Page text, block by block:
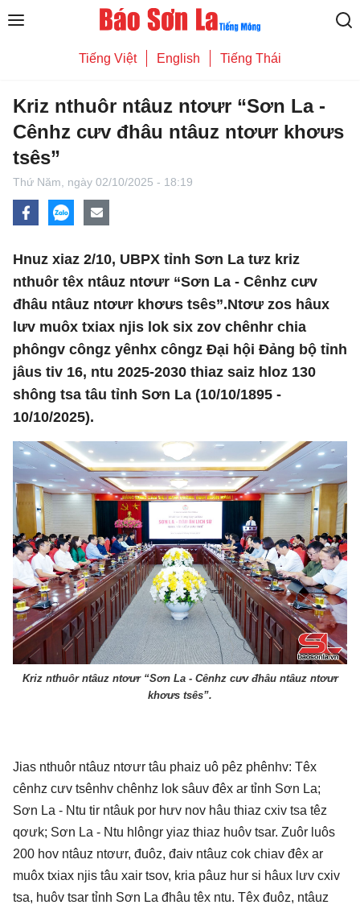
Tiếng Việt English Tiếng Thái
Kriz nthuôr ntâuz ntơưr “Sơn La -
Cênhz cưv đhâu ntâuz ntơưr khơưs
tsês”
Thứ Năm, ngày 02/10/2025 - 18:19
Hnuz xiaz 2/10, UBPX tỉnh Sơn La tưz kriz
nthuôr têx ntâuz ntơưr “Sơn La - Cênhz cưv
đhâu ntâuz ntơưr khơưs tsês”.Ntơư zos hâux
lưv muôx txiax njis lok six zov chênhr chia
phôngv côngz yênhx côngz Đại hội Đảng bộ tỉnh
jâus tiv 16, ntu 2025-2030 thiaz saiz hloz 130
shông tsa tâu tỉnh Sơn La (10/10/1895 -
10/10/2025).
Kriz nthuôr ntâuz ntơưr “Sơn La - Cênhz cưv đhâu ntâuz ntơưr
khơưs tsês”.
Jias nthuôr ntâuz ntơưr tâu phaiz uô pêz phênhv: Têx
cênhz cưv tsênhv chênhz lok sâuv đêx ar tỉnh Sơn La;
Sơn La - Ntu tir ntâuk por hưv nov hâu thiaz cxiv tsa têz
qơưk; Sơn La - Ntu hlôngr yiaz thiaz huôv tsar. Zuôr luôs
200 hov ntâuz ntơưr, đuôz, đaiv ntâuz cok chiav đêx ar
muôx txiax njis tâu xair tsov, kria pâuz hur si hâux lưv cxiv
tsa, huôv tsar tỉnh Sơn La đhâu têx ntu. Têx đuôz, ntâuz